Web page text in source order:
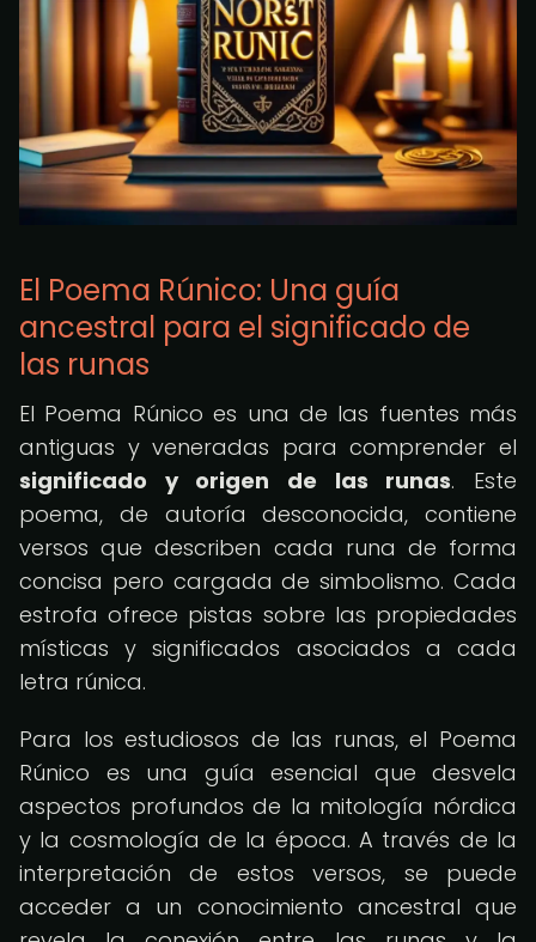
El Poema Rúnico: Una guía
ancestral para el significado de
las runas
El Poema Rúnico es una de las fuentes más
antiguas y veneradas para comprender el
significado y origen de las runas. Este
poema, de autoría desconocida, contiene
versos que describen cada runa de forma
concisa pero cargada de simbolismo. Cada
estrofa ofrece pistas sobre las propiedades
místicas y significados asociados a cada
letra rúnica.
Para los estudiosos de las runas, el Poema
Rúnico es una guía esencial que desvela
aspectos profundos de la mitología nórdica
y la cosmología de la época. A través de la
interpretación de estos versos, se puede
acceder a un conocimiento ancestral que